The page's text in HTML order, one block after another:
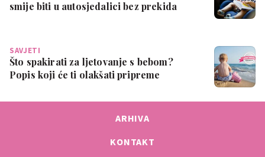
smije biti u autosjedalici bez prekida
SAVJETI
Što spakirati za ljetovanje s bebom?
Popis koji će ti olakšati pripreme
ARHIVA
KONTAKT